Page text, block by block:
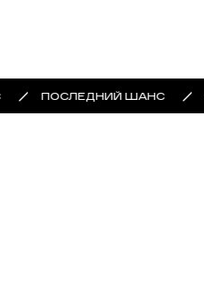
ПОСЛЕДНИЙ ШАНС